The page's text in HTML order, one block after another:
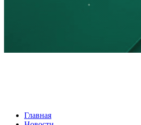
В России могут отменить ЕГЭ с 2027
Главная